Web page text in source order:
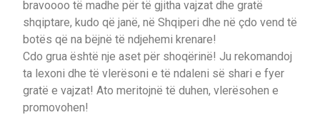
bravoooo të madhe për të gjitha vajzat dhe gratë
shqiptare, kudo që janë, në Shqiperi dhe në çdo vend të
botës që na bëjnë të ndjehemi krenare!
Cdo grua është nje aset për shoqërinë! Ju rekomandoj
ta lexoni dhe të vlerësoni e të ndaleni së shari e fyer
gratë e vajzat! Ato meritojnë të duhen, vlerësohen e
promovohen!